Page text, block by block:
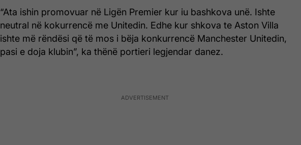
“Ata ishin promovuar në Ligën Premier kur iu bashkova unë. Ishte
neutral në kokurrencë me Unitedin. Edhe kur shkova te Aston Villa
ishte më rëndësi që të mos i bëja konkurrencë Manchester Unitedin,
pasi e doja klubin”, ka thënë portieri legjendar danez.